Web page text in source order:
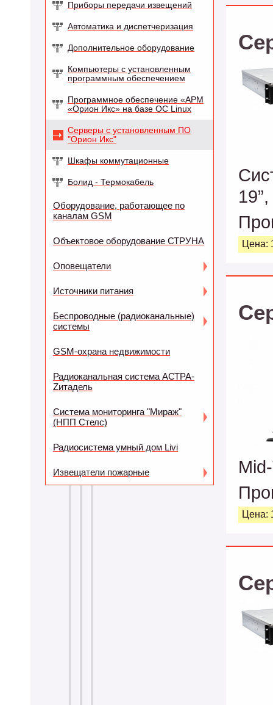
Приборы передачи извещений
Автоматика и диспетчеризация
Дополнительное оборудование
Компьютеры с установленным
программным обеспечением
Программное обеспечение «АРМ
«Орион Икс» на базе ОС Linux
Серверы с установленным ПО
"Орион Икс"
Шкафы коммутационные
Болид - Термокабель
Оборудование, работающее по
каналам GSM
Объектовое оборудование СТРУНА
Оповещатели
Источники питания
Беспроводные (радиоканальные)
системы
GSM-охрана недвижимости
Радиоканальная система АСТРА-
Zитадель
Система мониторинга "Мираж"
(НПП Стелс)
Радиосистема умный дом Livi
Извещатели пожарные
Цена:
Цена: